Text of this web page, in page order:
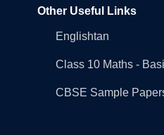
Other Useful Links
Englishtan
Class 10 Maths -
CBSE Sample